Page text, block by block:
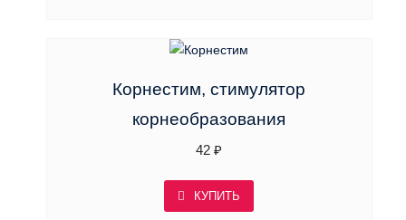
Корнестим, стимулятор
корнеобразования
42₽
КУПИТЬ